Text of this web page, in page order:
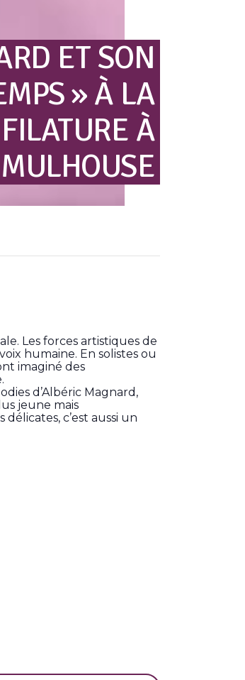
ET SON
» À LA
FILATURE À
MULHOUSE
Les forces artistiques de
humaine. En solistes ou
imaginé des
d’Albéric Magnard,
jeune mais
c’est aussi un